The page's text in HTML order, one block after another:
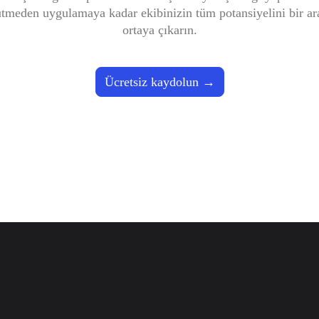
uygulamaya kadar ekibinizin tüm potansiyelini bir
ortaya çıkarın.
Ücretsiz kaydolun